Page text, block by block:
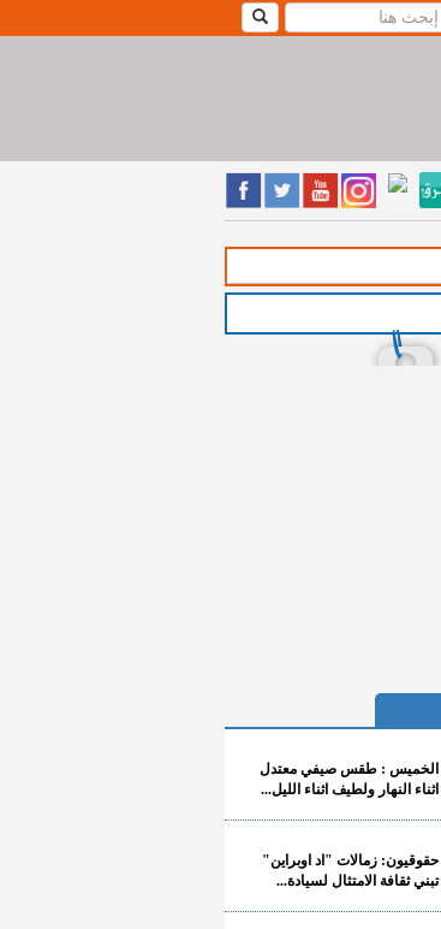
الخميس : طقس صيفي معتدل
اثناء النهار ولطيف اثناء الليل...
حقوقيون: زمالات "اد اوبراين"
تبني ثقافة الامتثال لسيادة...